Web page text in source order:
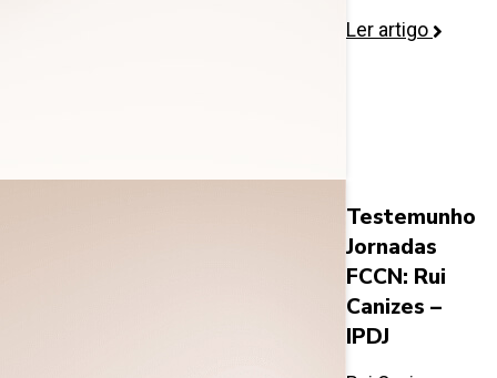
Ler artigo
Testemunho
Jornadas
FCCN: Rui
Canizes –
IPDJ